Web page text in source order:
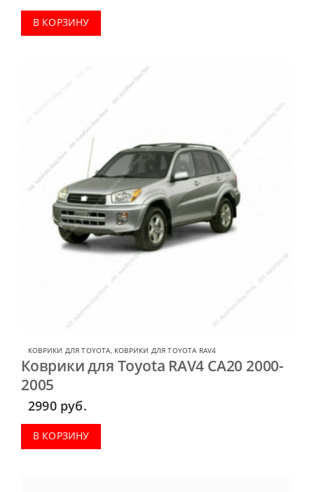
В КОРЗИНУ
КОВРИКИ ДЛЯ TOYOTA, КОВРИКИ ДЛЯ TOYOTA RAV4
Коврики для Toyota RAV4 CA20 2000-
2005
2990 руб.
В КОРЗИНУ